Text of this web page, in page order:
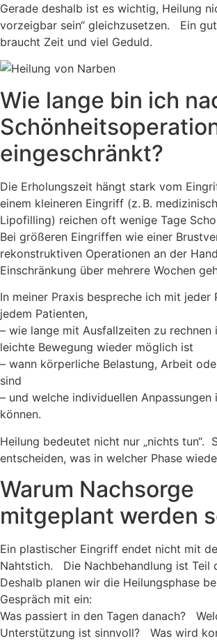
Gerade deshalb ist es wichtig, Heilung
vorzeigbar sein“ gleichzusetzen. Ein
braucht Zeit und viel Geduld.
Wie lange bin ich
eingeschränkt?
Die Erholungszeit hängt stark vom
einem kleineren Eingriff (z. B.
Lipofilling) reichen oft wenige Tage
Bei größeren Eingriffen wie einer
rekonstruktiven Operationen an der
Einschränkung über mehrere Wochen
In meiner Praxis bespreche ich mit jeder
jedem Patienten,
– wie lange mit Ausfallzeiten zu
leichte Bewegung wieder möglich ist
– wann körperliche Belastung, Arbeit
sind
– und welche individuellen
können.
Heilung bedeutet nicht nur „nichts tun“.
entscheiden, was in welcher Phase
Warum Nachsorge
mitgeplant werden
Ein plastischer Eingriff endet nicht mit
Nahtstich. Die Nachbehandlung ist Teil
Deshalb planen wir die Heilungsphase
Gespräch mit ein:
Was passiert in den Tagen danach?
Unterstützung ist sinnvoll? Was wird